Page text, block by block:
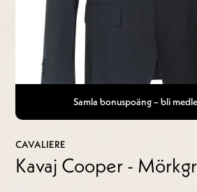
Samla bonuspoäng – bli
CAVALIERE
Kavaj Cooper -